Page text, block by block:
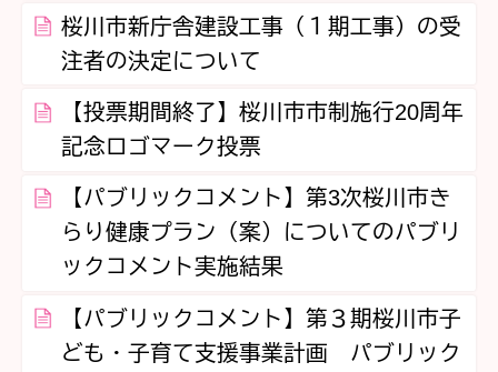
桜川市新庁舎建設工事（１期工事）の受
注者の決定について
【投票期間終了】桜川市市制施行20周年
記念ロゴマーク投票
【パブリックコメント】第3次桜川市き
らり健康プラン（案）についてのパブリ
ックコメント実施結果
【パブリックコメント】第３期桜川市子
ども・子育て支援事業計画 パブリック